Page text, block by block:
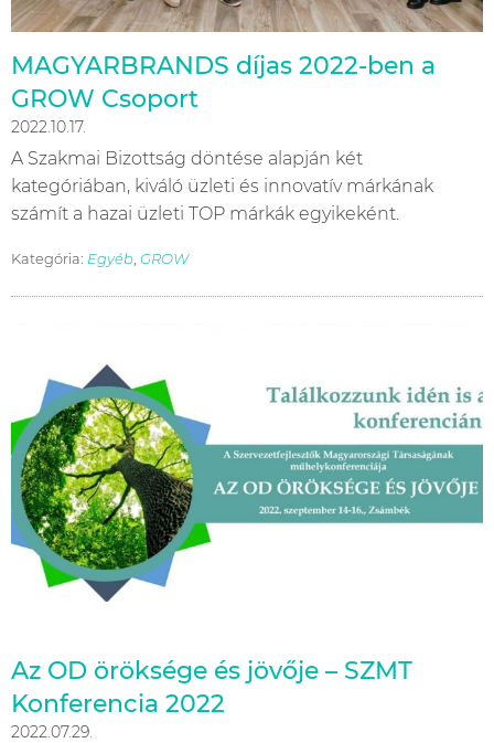
MAGYARBRANDS díjas 2022-ben a
GROW Csoport
2022.10.17.
A Szakmai Bizottság döntése alapján két
kategóriában, kiváló üzleti és innovatív márkának
számít a hazai üzleti TOP márkák egyikeként.
Kategória: Egyéb GROW
Az OD öröksége és jövője – SZMT
Konferencia 2022
2022.07.29.